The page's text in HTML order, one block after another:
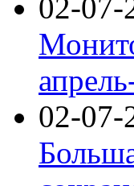
02-07-
02-07-